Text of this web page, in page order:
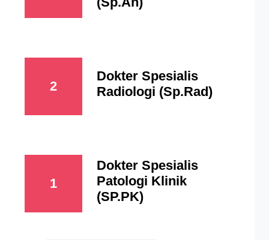
2
Dokter Spesialis
Radiologi (Sp.Rad)
1
Dokter Spesialis
Patologi Klinik
(SP.PK)